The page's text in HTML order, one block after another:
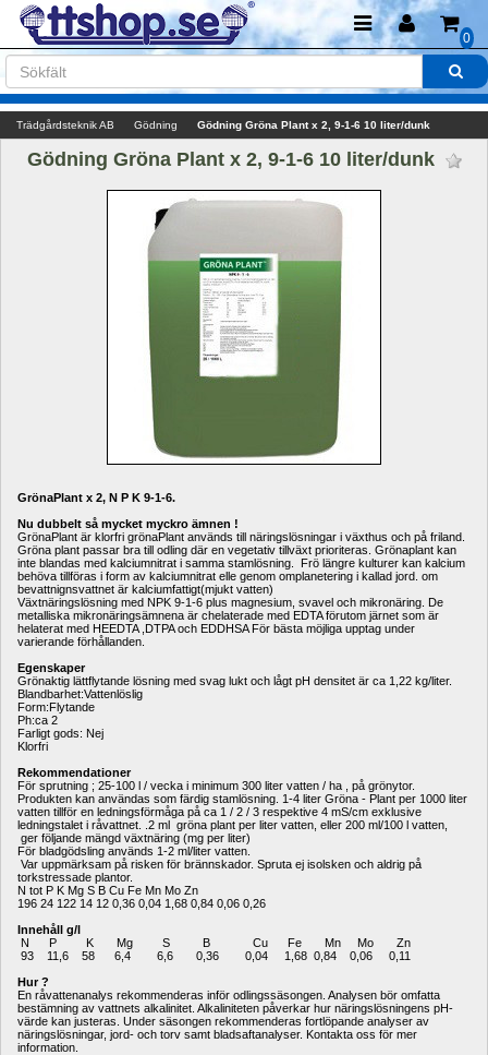
0
Trädgårdsteknik AB Gödning Gödning Gröna Plant x 2, 9-1-6 10 liter/dunk
Gödning Gröna Plant x 2, 9-1-6 10 liter/dunk
GrönaPlant x 2, N P K 9-1-6.
Nu dubbelt så mycket myckro ämnen !
GrönaPlant är klorfri grönaPlant används till näringslösningar i växthus och på friland.
Gröna plant passar bra till odling där en vegetativ tillväxt prioriteras. Grönaplant kan
inte blandas med kalciumnitrat i samma stamlösning. Frö längre kulturer kan kalcium
behöva tillföras i form av kalciumnitrat elle genom omplanetering i kallad jord. om
bevattnignsvattnet är kalciumfattigt(mjukt vatten)
Växtnäringslösning med NPK 9-1-6 plus magnesium, svavel och mikronäring. De
metalliska mikronäringsämnena är chelaterade med EDTA förutom järnet som är
helaterat med HEEDTA ,DTPA och EDDHSA För bästa möjliga upptag under
varierande förhållanden.
Egenskaper
Grönaktig lättflytande lösning med svag lukt och lågt pH densitet är ca 1,22 kg/liter.
Blandbarhet:Vattenlöslig
Form:Flytande
Ph:ca 2
Farligt gods: Nej
Klorfri
Rekommendationer
För sprutning ; 25-100 l / vecka i minimum 300 liter vatten / ha , på grönytor.
Produkten kan användas som färdig stamlösning. 1-4 liter Gröna - Plant per 1000 liter
vatten tillför en ledningsförmåga på ca 1 / 2 / 3 respektive 4 mS/cm exklusive
ledningstalet i råvattnet. .2 ml gröna plant per liter vatten, eller 200 ml/100 l vatten,
ger följande mängd växtnäring (mg per liter)
För bladgödsling används 1-2 ml/liter vatten.
Var uppmärksam på risken för brännskador. Spruta ej isolsken och aldrig på
torkstressade plantor.
N tot P K Mg S B Cu Fe Mn Mo Zn
196 24 122 14 12 0,36 0,04 1,68 0,84 0,06 0,26
Innehåll g/l
N P K Mg S B Cu Fe Mn Mo Zn
93 11,6 58 6,4 6,6 0,36 0,04 1,68 0,84 0,06 0,11
Hur ?
En råvattenanalys rekommenderas inför odlingssäsongen. Analysen bör omfatta
bestämning av vattnets alkalinitet. Alkaliniteten påverkar hur näringslösningens pH-
värde kan justeras. Under säsongen rekommenderas fortlöpande analyser av
näringslösningar, jord- och torv samt bladsaftanalyser. Kontakta oss för mer
information.